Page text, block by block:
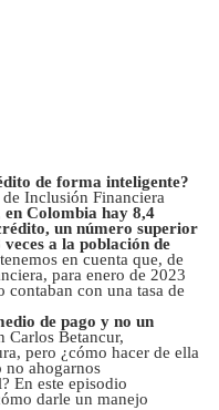
de forma inteligente?
Inclusión Financiera
en Colombia hay 8,4
un número superior
a la población de
en cuenta que, de
para enero de 2023
contaban con una tasa de
de pago y no un
Carlos Betancur,
pero ¿cómo hacer de ella
no ahogarnos
En este episodio
darle un manejo